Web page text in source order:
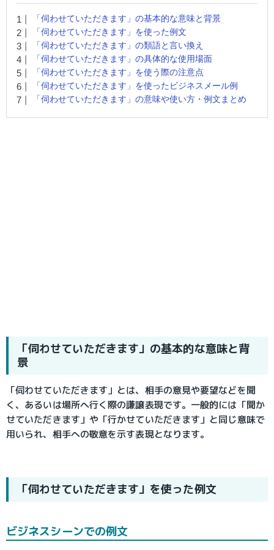
「伺わせていただきます」の基本的な意味と背景
「伺わせていただきます」を使った例文
「伺わせていただきます」の類語と言い換え
「伺わせていただきます」の具体的な使用場面
「伺わせていただきます」を使う際の注意点
「伺わせていただきます」を使ったビジネスメール例
「伺わせていただきます」の意味や使い方・例文まとめ
「伺わせていただきます」の基本的な意味と背
景
「伺わせていただきます」とは、相手の意見や要望などを聞
く、あるいは場所へ行く際の謙譲表現です。一般的には「聞か
せていただきます」や「行かせていただきます」と同じ意味で
用いられ、相手への敬意を示す表現となります。
「伺わせていただきます」を使った例文
ビジネスシーンでの例文